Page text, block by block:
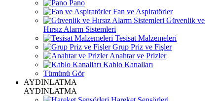
Pano
Fan ve Aspiratörler
Güvenlik ve
Hırsız Alarm Sistemleri
Tesisat Malzemeleri
Grup Priz ve Fişler
Anahtar ve Prizler
Kablo Kanalları
Tümünü Gör
AYDINLATMA
AYDINLATMA